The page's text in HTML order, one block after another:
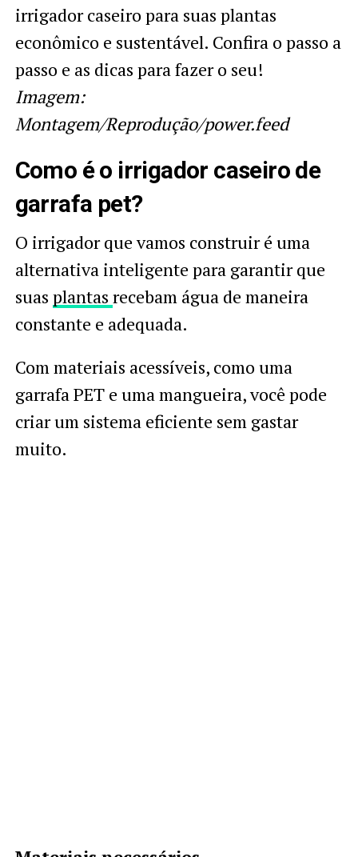
irrigador caseiro para suas plantas
econômico e sustentável. Confira o passo a
passo e as dicas para fazer o seu!
Imagem:
Montagem/Reprodução/power.feed
Como é o irrigador caseiro de
garrafa pet?
O irrigador que vamos construir é uma
alternativa inteligente para garantir que
suas plantas recebam água de maneira
constante e adequada.
Com materiais acessíveis, como uma
garrafa PET e uma mangueira, você pode
criar um sistema eficiente sem gastar
muito.